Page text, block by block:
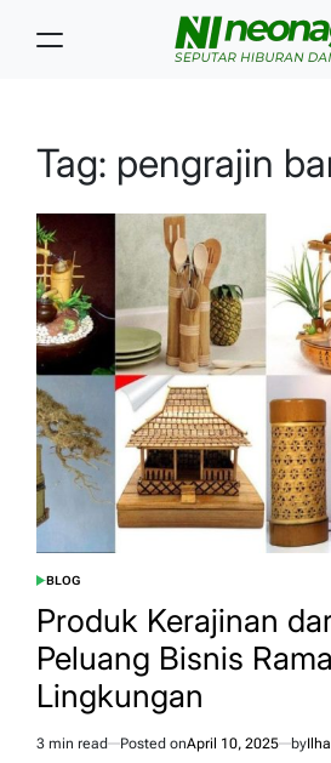
Tag: pengrajin
POSTED
BLOG
Produk Kerajinan
Peluang Bisnis
Lingkungan
Estimated
3 min read Posted onApril 10, 2025 by